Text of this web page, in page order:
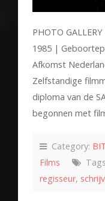
PHOTO
1985 |
Afkomst
Zelfstandige
diploma van de
begonnen met
Category:
Films
regisseur,